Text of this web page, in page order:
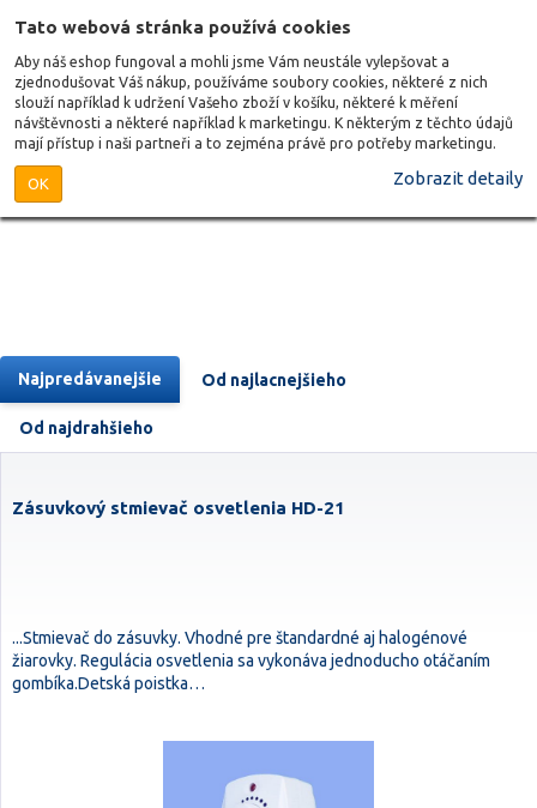
Tato webová stránka používá cookies
Aby náš eshop fungoval a mohli jsme Vám neustále vylepšovat a
zjednodušovat Váš nákup, používáme soubory cookies, některé z nich
slouží například k udržení Vašeho zboží v košíku, některé k měření
návštěvnosti a některé například k marketingu. K některým z těchto údajů
mají přístup i naši partneři a to zejména právě pro potřeby marketingu.
OK Zobrazit detaily
Najpredávanejšie Od najlacnejšieho
Od najdrahšieho
Zásuvkový stmievač osvetlenia HD-21
...Stmievač do zásuvky. Vhodné pre štandardné aj halogénové
žiarovky. Regulácia osvetlenia sa vykonáva jednoducho otáčaním
gombíka.Detská poistka…